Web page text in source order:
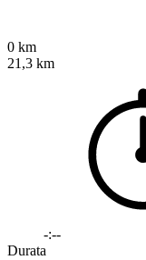
0 km
21,3 km
-:--
Durata